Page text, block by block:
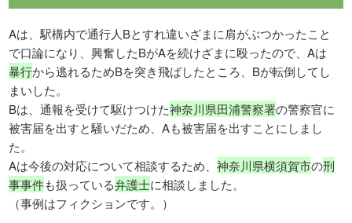
Aは、駅構内で通行人Bとすれ違いざまに肩がぶつかったこと
で口論になり、興奮したBがAを続けざまに殴ったので、Aは
暴行から逃れるためBを突き飛ばしたところ、Bが転倒してし
まいした。
Bは、通報を受けて駆けつけた神奈川県田浦警察署の警察官に
被害届を出すと騒いだため、Aも被害届を出すことにしまし
た。
Aは今後の対応について相談するため、神奈川県横須賀市の刑
事事件も扱っている弁護士に相談しました。
（事例はフィクションです。）